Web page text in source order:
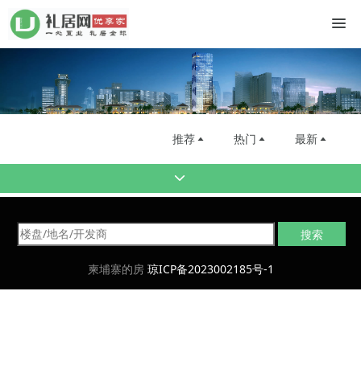
推荐 热门 最新
柬埔寨的房 琼ICP备2023002185号-1